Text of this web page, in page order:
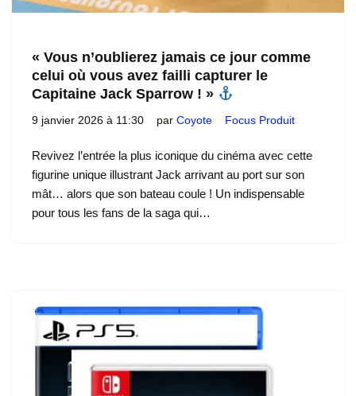
« Vous n’oublierez jamais ce jour comme
celui où vous avez failli capturer le
Capitaine Jack Sparrow ! »
9 janvier 2026 à 11:30 par Coyote Focus Produit
Revivez l’entrée la plus iconique du cinéma avec cette
figurine unique illustrant Jack arrivant au port sur son
mât… alors que son bateau coule ! Un indispensable
pour tous les fans de la saga qui…